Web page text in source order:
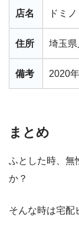
店名 ドミ
住所 埼玉
備考 2020
まとめ
ふとした時、無
か？
そんな時は宅配